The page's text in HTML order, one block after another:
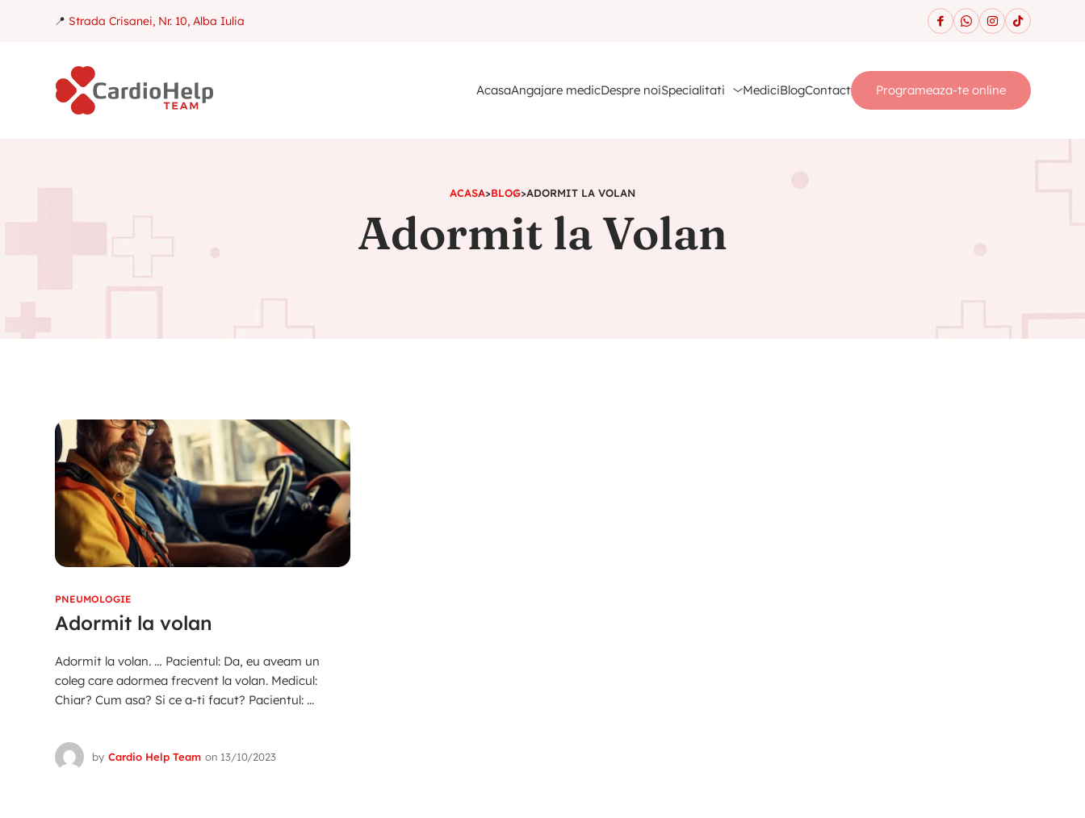
📍 Strada Crisanei, Nr. 10, Alba Iulia
AcasaAngajare medicDespre noiSpecialitati MediciBlogContact Programeaza-te online
ACASA>BLOG>ADORMIT LA VOLAN
Adormit la Volan
PNEUMOLOGIE
Adormit la volan
Adormit la volan. … Pacientul: Da, eu aveam un
coleg care adormea frecvent la volan. Medicul:
Chiar? Cum asa? Si ce a-ti facut? Pacientul: ...
by Cardio Help Team on 13/10/2023